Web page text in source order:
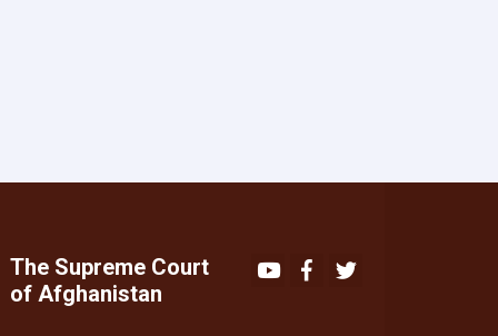
The Supreme Court
of Afghanistan
YoutubeFacebook
Twitter